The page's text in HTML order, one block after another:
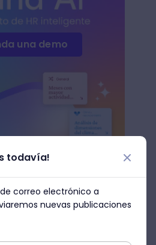
una demo
todavía!
correo electrónico a
nuevas publicaciones